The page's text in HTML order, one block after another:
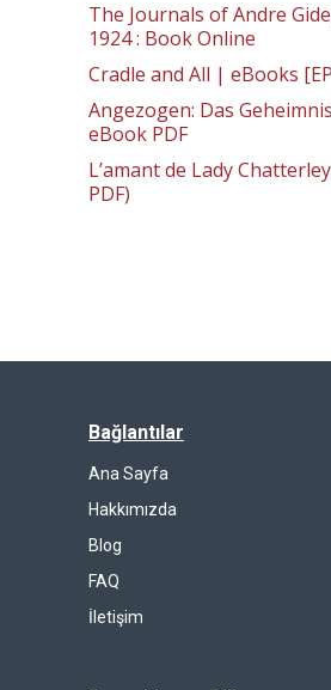
The Journals of Andre
1924 : Book Online
Cradle and All | eBooks
Angezogen: Das
eBook PDF
L’amant de Lady
PDF)
Bağlantılar
Ana Sayfa
Hakkımızda
Blog
FAQ
İletişim